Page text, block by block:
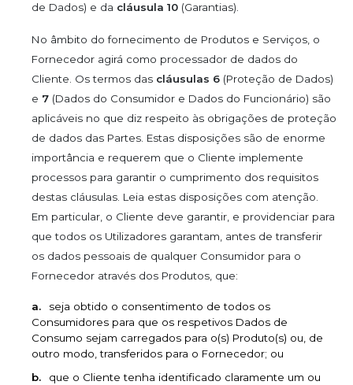
de Dados) e da cláusula 10 (Garantias).
No âmbito do fornecimento de Produtos e Serviços, o
Fornecedor agirá como processador de dados do
Cliente. Os termos das cláusulas 6 (Proteção de Dados)
e 7 (Dados do Consumidor e Dados do Funcionário) são
aplicáveis no que diz respeito às obrigações de proteção
de dados das Partes. Estas disposições são de enorme
importância e requerem que o Cliente implemente
processos para garantir o cumprimento dos requisitos
destas cláusulas. Leia estas disposições com atenção.
Em particular, o Cliente deve garantir, e providenciar para
que todos os Utilizadores garantam, antes de transferir
os dados pessoais de qualquer Consumidor para o
Fornecedor através dos Produtos, que:
seja obtido o consentimento de todos os
Consumidores para que os respetivos Dados de
Consumo sejam carregados para o(s) Produto(s) ou, de
outro modo, transferidos para o Fornecedor; ou
que o Cliente tenha identificado claramente um ou